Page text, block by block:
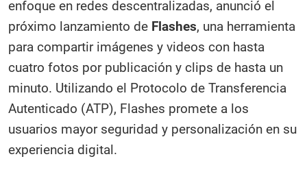
enfoque en redes descentralizadas, anunció el
próximo lanzamiento de Flashes, una herramienta
para compartir imágenes y videos con hasta
cuatro fotos por publicación y clips de hasta un
minuto. Utilizando el Protocolo de Transferencia
Autenticado (ATP), Flashes promete a los
usuarios mayor seguridad y personalización en su
experiencia digital.